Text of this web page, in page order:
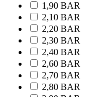
1,90 BAR
2,10 BAR
2,20 BAR
2,30 BAR
2,40 BAR
2,60 BAR
2,70 BAR
2,80 BAR